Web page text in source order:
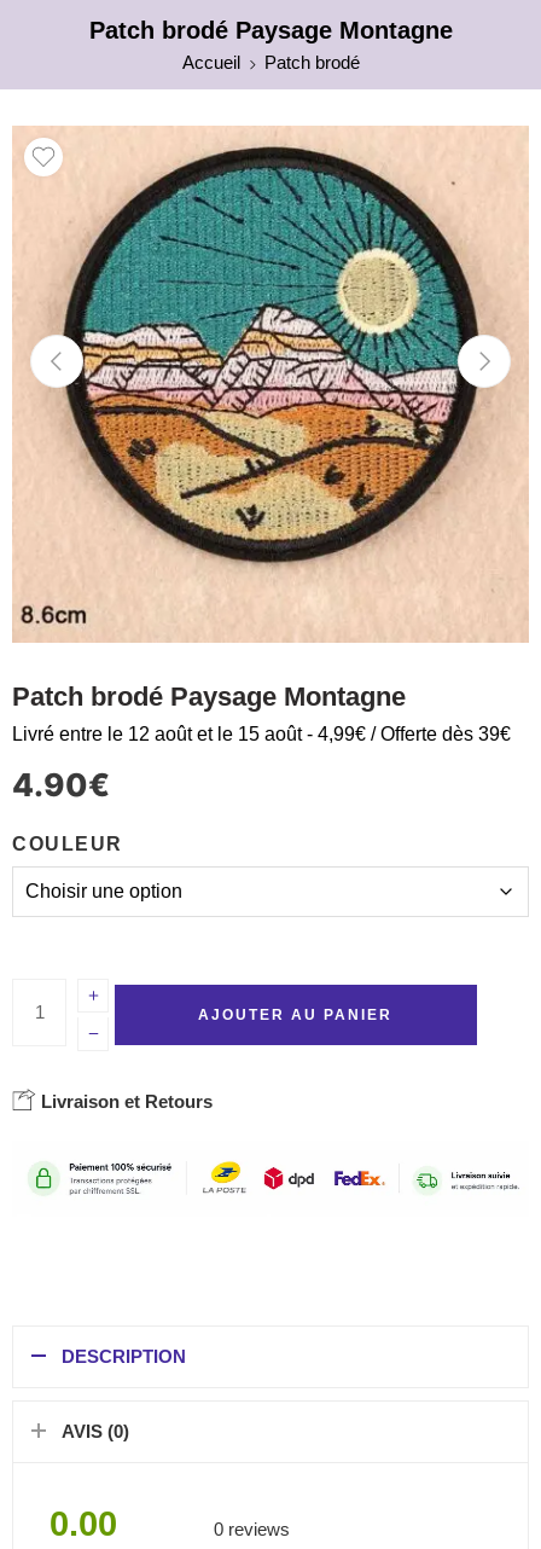
Patch brodé Paysage Montagne
Accueil Patch brodé
Patch brodé Paysage Montagne
Livré entre le 12 août et le 15 août - 4,99€ / Offerte dès 39€
4.90€
COULEUR
AJOUTER AU PANIER
Livraison et Retours
DESCRIPTION
AVIS (0)
0.00 0 reviews